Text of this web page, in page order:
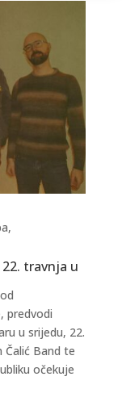
travnja u
,
predvodi
u srijedu, 22.
Band te
očekuje